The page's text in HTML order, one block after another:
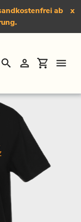
ab
x
SuchenEinloggen